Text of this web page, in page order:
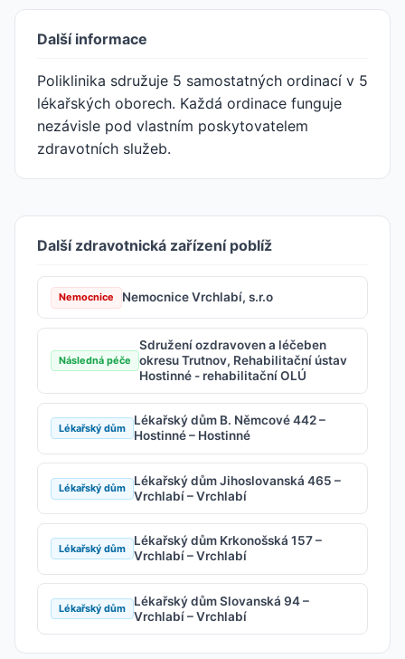
Další informace
Poliklinika sdružuje 5 samostatných ordinací v 5
lékařských oborech. Každá ordinace funguje
nezávisle pod vlastním poskytovatelem
zdravotních služeb.
Další zdravotnická zařízení poblíž
Nemocnice Nemocnice Vrchlabí, s.r.o
Následná péče
Sdružení ozdravoven a léčeben
okresu Trutnov, Rehabilitační ústav
Hostinné - rehabilitační OLÚ
Lékařský dům
Lékařský dům B. Němcové 442 –
Hostinné – Hostinné
Lékařský dům
Lékařský dům Jihoslovanská 465 –
Vrchlabí – Vrchlabí
Lékařský dům
Lékařský dům Krkonošská 157 –
Vrchlabí – Vrchlabí
Lékařský dům
Lékařský dům Slovanská 94 –
Vrchlabí – Vrchlabí